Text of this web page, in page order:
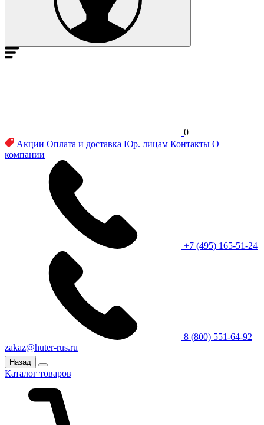
0
Акции Оплата и доставка Юр. лицам Контакты О
компании
+7 (495) 165-51-24
8 (800) 551-64-92
zakaz@huter-rus.ru
Назад
Каталог товаров